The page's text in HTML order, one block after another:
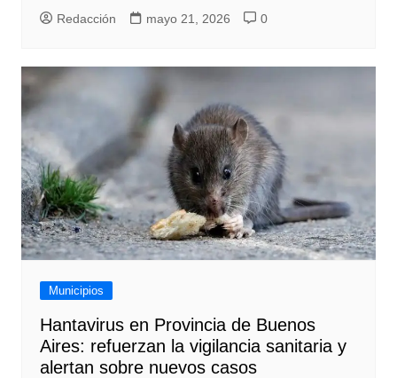
Redacción mayo 21, 2026 0
Municipios
Hantavirus en Provincia de Buenos
Aires: refuerzan la vigilancia sanitaria y
alertan sobre nuevos casos